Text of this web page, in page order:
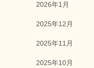
2026年1月
2025年12月
2025年11月
2025年10月